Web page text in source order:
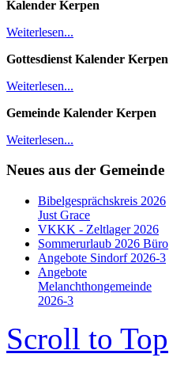
Kalender Kerpen
Weiterlesen...
Gottesdienst Kalender Kerpen
Weiterlesen...
Gemeinde Kalender Kerpen
Weiterlesen...
Neues aus der Gemeinde
Bibelgesprächskreis 2026
Just Grace
VKKK - Zeltlager 2026
Sommerurlaub 2026 Büro
Angebote Sindorf 2026-3
Angebote
Melanchthongemeinde
2026-3
Scroll to Top